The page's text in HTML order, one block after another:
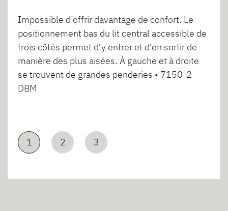
Impossible d’offrir davantage de confort. Le
positionnement bas du lit central accessible de
trois côtés permet d’y entrer et d’en sortir de
manière des plus aisées. À gauche et à droite
se trouvent de grandes penderies • 7150-2
DBM
1 2 3